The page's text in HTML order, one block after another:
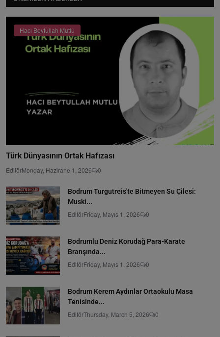
Hacı Beytullah Mutlu
Türk Dünyasının Ortak Hafızası
EditörMonday, Hazirane 1, 2026 0
Bodrum Turgutreis'te Bitmeyen Su Çilesi:
Muski...
EditörFriday, Mayıs 1, 2026 0
Bodrumlu Deniz Korudağ Para-Karate
Branşında...
EditörFriday, Mayıs 1, 2026 0
Bodrum Kerem Aydınlar Ortaokulu Masa
Tenisinde...
EditörThursday, March 5, 2026 0